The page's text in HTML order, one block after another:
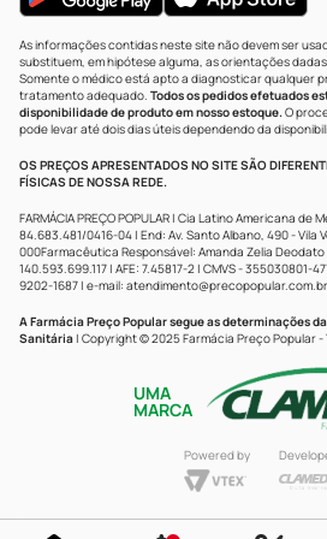
As informações contidas neste site não devem ser
substituem, em hipótese alguma, as orientações
Somente o médico está apto a diagnosticar qualquer
tratamento adequado. Todos os pedidos efetuados
disponibilidade de produto em nosso estoque.O
pode levar até dois dias úteis dependendo da
OS PREÇOS APRESENTADOS NO SITE SÃO
FÍSICAS DE NOSSA REDE.
FARMÁCIA PREÇO POPULAR | Cia Latino Americana de
84.683.481/0416-04 | End: Av. Santo Albano, 490 - Vila
000Farmacêutica Responsável: Amanda Zelia Deodato |
140.593.699.117 | AFE: 7.45817-2 | CMVS - 355030801-
9202-1687 | e-mail: atendimento@precopopular.com.br
A Farmácia Preço Popular segue as determinações
Sanitária | Copyright © 2025 Farmácia Preço Popular
UMA
MARCA
Powered by